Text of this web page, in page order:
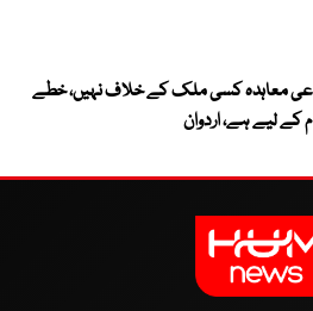
معاہدہ کسی ملک کے خلاف نہیں، خطے
کے لیے ہے، اردوان